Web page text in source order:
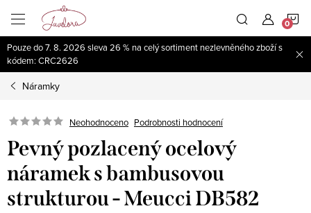
obsah
Pouze do 7. 8. 2026 sleva 26 % na celý sortiment nezlevněného zboží s
kódem: CRC2626
Náramky
Neohodnoceno Podrobnosti hodnocení
Pevný pozlacený ocelový
náramek s bambusovou
strukturou - Meucci DB582